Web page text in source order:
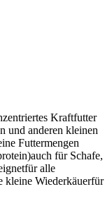
Kraftfutter
und anderen kleinen
Futtermengen
für Schafe,
alle
kleine Wiederkäuerfür